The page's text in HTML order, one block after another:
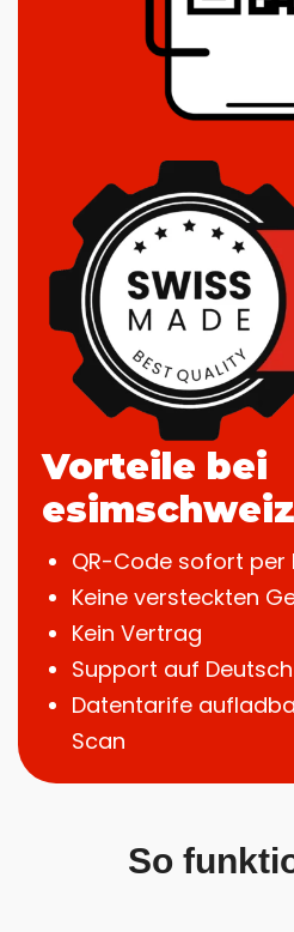
Vorteile bei
QR-Code sofort per
Keine versteckten
Kein Vertrag
Support auf Deutsch
Datentarife
Scan
So